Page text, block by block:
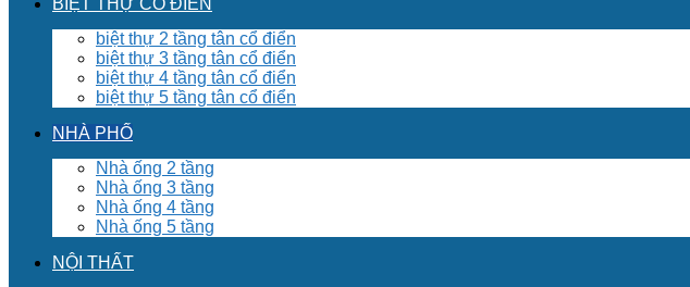
BIỆT THỰ CỔ ĐIỂN
biệt thự 2 tầng tân cổ điển
biệt thự 3 tầng tân cổ điển
biệt thự 4 tầng tân cổ điển
biệt thự 5 tầng tân cổ điển
NHÀ PHỐ
Nhà ống 2 tầng
Nhà ống 3 tầng
Nhà ống 4 tầng
Nhà ống 5 tầng
NỘI THẤT